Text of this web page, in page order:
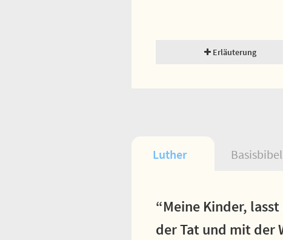
Erläuterung
Luther Basisbibel
“Meine Kinder,
der Tat und mit der